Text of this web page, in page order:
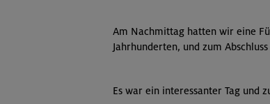
Am Nachmittag hatten wir eine
Jahrhunderten, und zum
Es war ein interessanter Tag und